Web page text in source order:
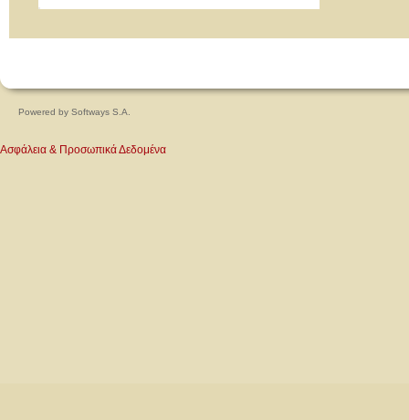
Powered by Softways S.A.
Ασφάλεια & Προσωπικά Δεδομένα